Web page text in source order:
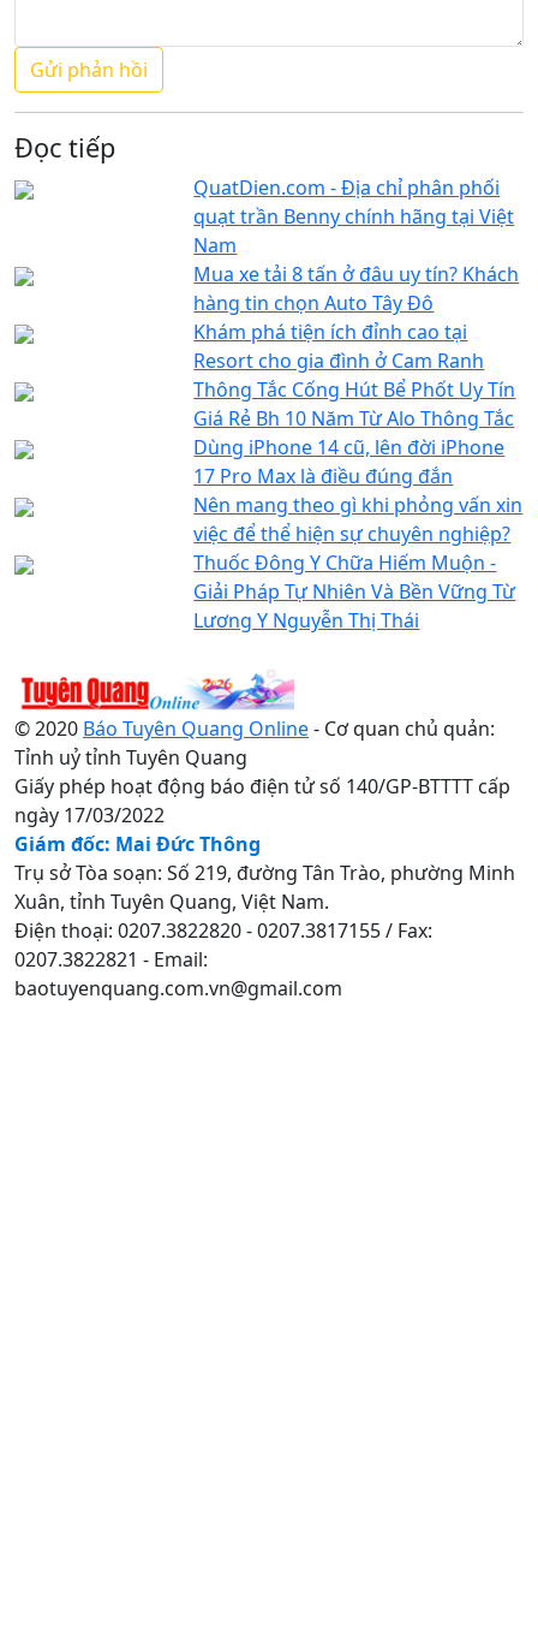
Đọc tiếp
QuatDien.com - Địa chỉ phân phối
quạt trần Benny chính hãng tại Việt
Nam
Mua xe tải 8 tấn ở đâu uy tín? Khách
hàng tin chọn Auto Tây Đô
Khám phá tiện ích đỉnh cao tại
Resort cho gia đình ở Cam Ranh
Thông Tắc Cống Hút Bể Phốt Uy Tín
Giá Rẻ Bh 10 Năm Từ Alo Thông Tắc
Dùng iPhone 14 cũ, lên đời iPhone
17 Pro Max là điều đúng đắn
Nên mang theo gì khi phỏng vấn xin
việc để thể hiện sự chuyên nghiệp?
Thuốc Đông Y Chữa Hiếm Muộn -
Giải Pháp Tự Nhiên Và Bền Vững Từ
Lương Y Nguyễn Thị Thái
© 2020 Báo Tuyên Quang Online- Cơ quan chủ quản:
Tỉnh uỷ tỉnh Tuyên Quang
Giấy phép hoạt động báo điện tử số 140/GP-BTTTT cấp
ngày 17/03/2022
Giám đốc: Mai Đức Thông
Trụ sở Tòa soạn: Số 219, đường Tân Trào, phường Minh
Xuân, tỉnh Tuyên Quang, Việt Nam.
Điện thoại: 0207.3822820 - 0207.3817155 / Fax:
0207.3822821 - Email:
baotuyenquang.com.vn@gmail.com